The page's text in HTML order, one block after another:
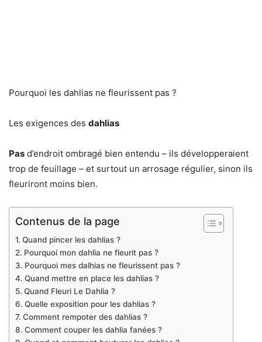
Pourquoi les dahlias ne fleurissent pas ?
Les exigences des dahlias
Pas d’endroit ombragé bien entendu – ils développeraient
trop de feuillage – et surtout un arrosage régulier, sinon ils
fleuriront moins bien.
Contenus de la page
Quand pincer les dahlias ?
Pourquoi mon dahlia ne fleurit pas ?
Pourquoi mes dalhias ne fleurissent pas ?
Quand mettre en place les dahlias ?
Quand Fleuri Le Dahlia ?
Quelle exposition pour les dahlias ?
Comment rempoter des dahlias ?
Comment couper les dahlia fanées ?